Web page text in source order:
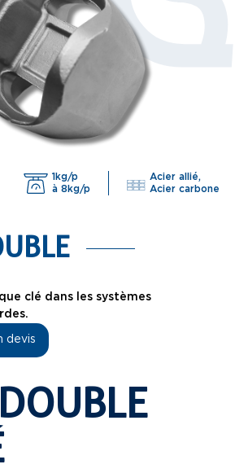
1kg/p
à 8kg/p
Acier allié,
Acier carbone
clé dans les systèmes
devis